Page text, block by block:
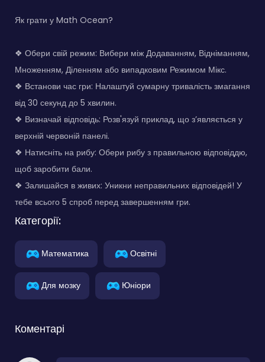
Як грати у Math Ocean?
❖ Обери свій режим: Вибери між Додаванням, Відніманням,
Множенням, Діленням або випадковим Режимом Мікс.
❖ Встанови час гри: Налаштуй сумарну тривалість змагання
від 30 секунд до 5 хвилин.
❖ Визначай відповідь: Розв'язуй приклад, що з’являється у
верхній червоній панелі.
❖ Натисніть на рибу: Обери рибу з правильною відповіддю,
щоб заробити бали.
❖ Залишайся в живих: Уникни неправильних відповідей! У
тебе всього 5 спроб перед завершенням гри.
Категорії:
Математика Освітні
Для мозку Юніори
Коментарі